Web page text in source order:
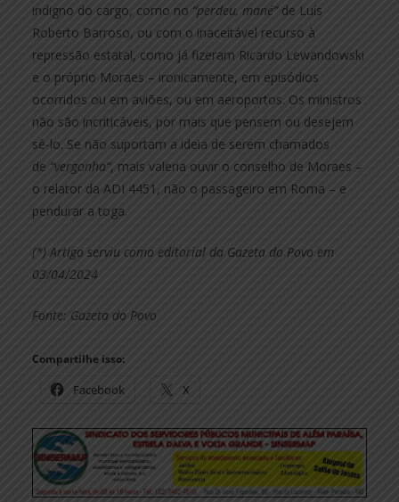
indigno do cargo, como no “perdeu, mané”de Luís
Roberto Barroso, ou com o inaceitável recurso à
repressão estatal, como já fizeram Ricardo Lewandowski
e o próprio Moraes – ironicamente, em episódios
ocorridos ou em aviões, ou em aeroportos. Os ministros
não são incriticáveis, por mais que pensem ou desejem
sê-lo. Se não suportam a ideia de serem chamados
de “vergonha”, mais valeria ouvir o conselho de Moraes –
o relator da ADI 4451, não o passageiro em Roma – e
pendurar a toga.
(*) Artigo serviu como editorial da Gazeta do Povo em
03/04/2024
Fonte: Gazeta do Povo
Compartilhe isso:
Facebook X